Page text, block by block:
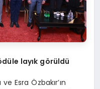
düle layık görüldü
Esra Özbakır’ın